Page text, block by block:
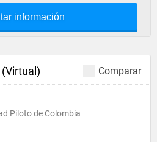
información
Comparar
Piloto de Colombia